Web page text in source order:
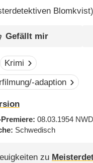
Blomkvist)
Krimi
adaption
08.03.1954
Schwedisch
zu